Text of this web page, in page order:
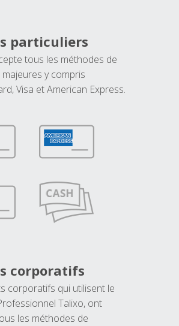
particuliers
tous les méthodes de
y compris
Visa et American Express.
corporatifs
corporatifs qui utilisent le
Talixo, ont
les méthodes de